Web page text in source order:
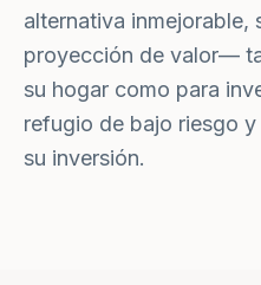
alternativa inmejorable,
proyección de valor—
su hogar como para
refugio de bajo riesgo
su inversión.